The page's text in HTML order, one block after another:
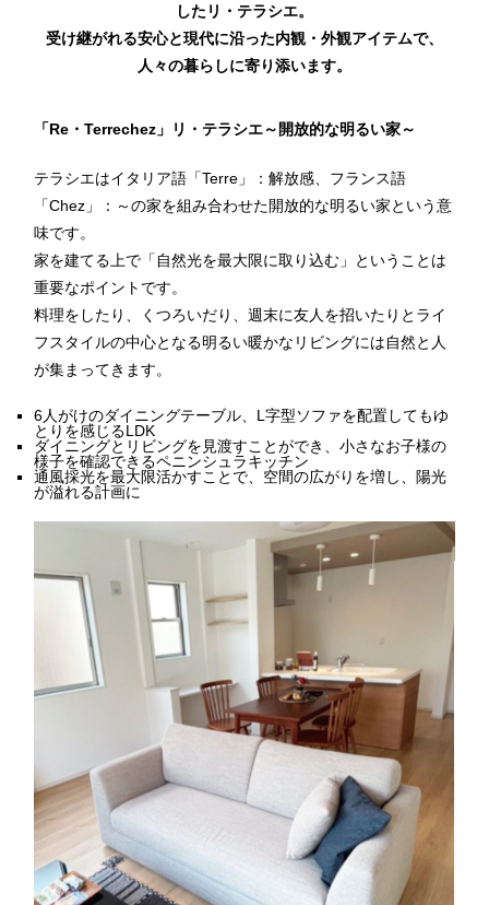
したリ・テラシエ。
受け継がれる安心と現代に沿った内観・外観アイテムで、
人々の暮らしに寄り添います。
「Re・Terrechez」リ・テラシエ～開放的な明るい家～
テラシエはイタリア語「Terre」：解放感、フランス語
「Chez」：～の家を組み合わせた開放的な明るい家という意
味です。
家を建てる上で「自然光を最大限に取り込む」ということは
重要なポイントです。
料理をしたり、くつろいだり、週末に友人を招いたりとライ
フスタイルの中心となる明るい暖かなリビングには自然と人
が集まってきます。
6人がけのダイニングテーブル、L字型ソファを配置してもゆ
とりを感じるLDK
ダイニングとリビングを見渡すことができ、小さなお子様の
様子を確認できるペニンシュラキッチン
通風採光を最大限活かすことで、空間の広がりを増し、陽光
が溢れる計画に